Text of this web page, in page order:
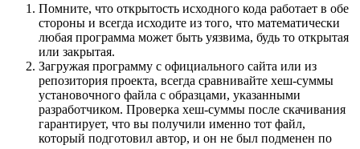
Помните, что открытость исходного кода работает в обе
стороны и всегда исходите из того, что математически
любая программа может быть уязвима, будь то открытая
или закрытая.
Загружая программу с официального сайта или из
репозитория проекта, всегда сравнивайте хеш-суммы
установочного файла с образцами, указанными
разработчиком. Проверка хеш-суммы после скачивания
гарантирует, что вы получили именно тот файл,
который подготовил автор, и он не был подменен по